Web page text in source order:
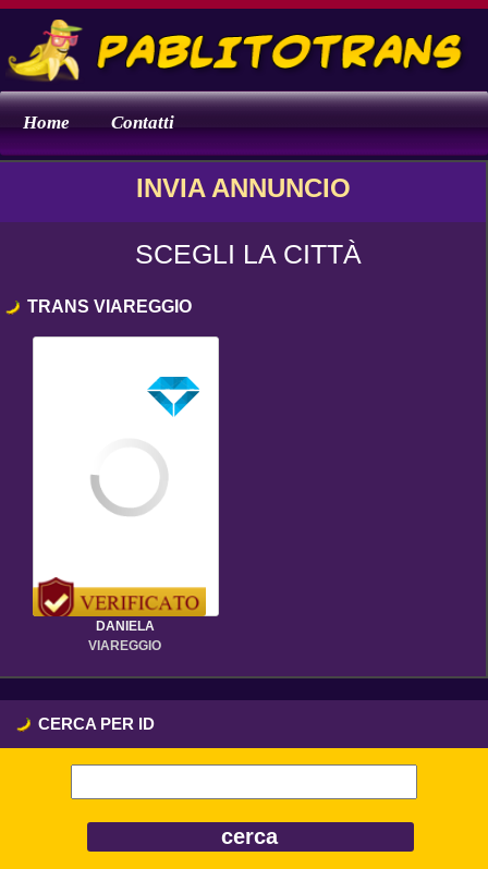
Home Contatti
INVIA ANNUNCIO
SCEGLI LA CITTÀ
TRANS VIAREGGIO
DANIELA
VIAREGGIO
CERCA PER ID